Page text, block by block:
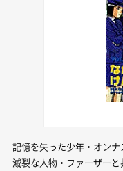
記憶を失った少年・オン
滅裂な人物・ファーザー